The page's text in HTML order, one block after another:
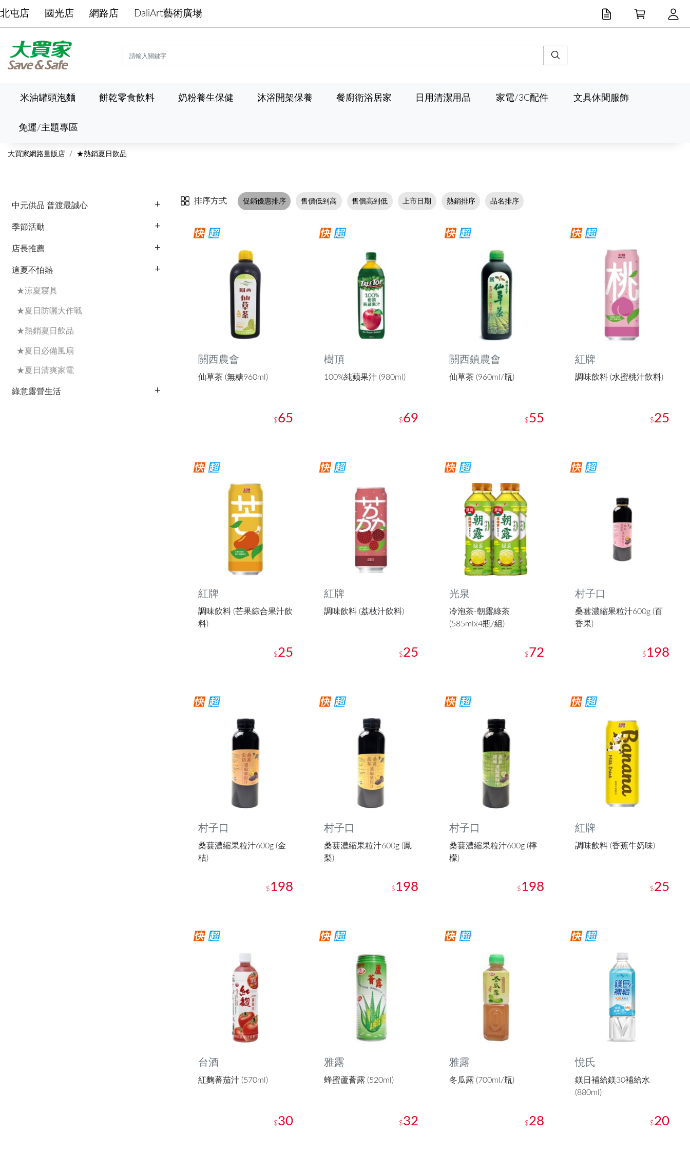
北屯店 國光店 網路店 DaliArt藝術廣場
米油罐頭泡麵 餅乾零食飲料 奶粉養生保健 沐浴開架保養 餐廚衛浴居家 日用清潔用品 家電/3C配件 文具休閒服飾
免運/主題專區
大買家網路量販店 ★熱銷夏日飲品
中元供品 普渡最誠心
季節活動
店長推薦
這夏不怕熱
★涼夏寢具
★夏日防曬大作戰
★熱銷夏日飲品
★夏日必備風扇
★夏日清爽家電
綠意露營生活
排序方式 促銷優惠排序 售價低到高 售價高到低 上市日期 熱銷排序 品名排序
關西農會
仙草茶 (無糖960ml)
$65
樹頂
100%純蘋果汁 (980ml)
$69
關西鎮農會
仙草茶 (960ml/瓶)
$55
紅牌
調味飲料 (水蜜桃汁飲料)
$25
紅牌
調味飲料 (芒果綜合果汁飲
料)
$25
紅牌
調味飲料 (荔枝汁飲料)
$25
光泉
冷泡茶-朝露綠茶
(585mlx4瓶/組)
$72
村子口
桑葚濃縮果粒汁600g (百
香果)
$ 198
村子口
桑葚濃縮果粒汁600g (金
桔)
$ 198
村子口
桑葚濃縮果粒汁600g (鳳
梨)
$ 198
村子口
桑葚濃縮果粒汁600g (檸
檬)
$ 198
紅牌
調味飲料 (香蕉牛奶味)
$25
台酒
紅麴蕃茄汁 (570ml)
$30
雅露
蜂蜜蘆薈露 (520ml)
$32
雅露
冬瓜露 (700ml/瓶)
$28
悅氏
鎂日補給鎂30補給水
(880ml)
$20